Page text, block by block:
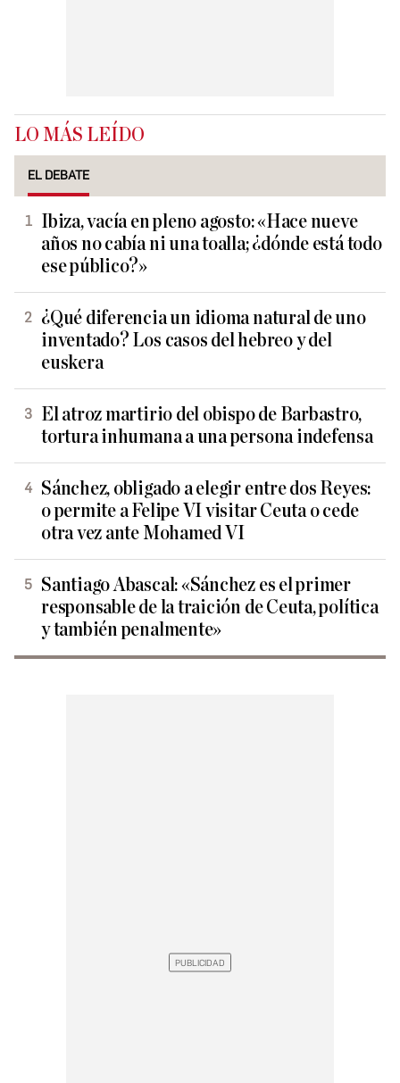
LO MÁS LEÍDO
EL DEBATE
Ibiza, vacía en pleno agosto: «Hace nueve
años no cabía ni una toalla; ¿dónde está todo
ese público?»
¿Qué diferencia un idioma natural de uno
inventado? Los casos del hebreo y del
euskera
El atroz martirio del obispo de Barbastro,
tortura inhumana a una persona indefensa
Sánchez, obligado a elegir entre dos Reyes:
o permite a Felipe VI visitar Ceuta o cede
otra vez ante Mohamed VI
Santiago Abascal: «Sánchez es el primer
responsable de la traición de Ceuta, política
y también penalmente»